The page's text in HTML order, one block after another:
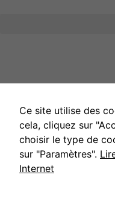
Ce site utilise des
cela, cliquez sur
choisir le type de
sur "Paramètres".
Internet